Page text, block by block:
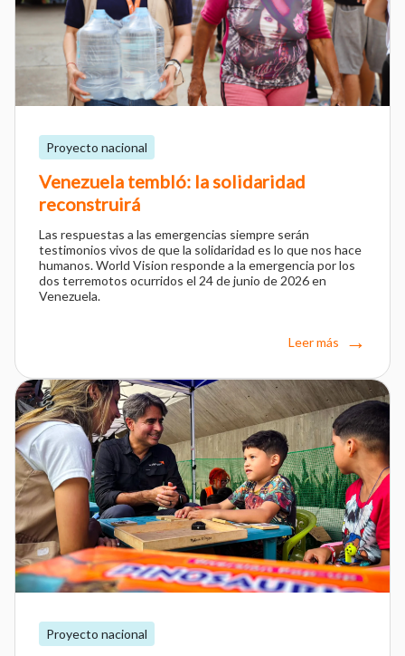
Proyecto nacional
Venezuela tembló: la solidaridad
reconstruirá
Las respuestas a las emergencias siempre serán
testimonios vivos de que la solidaridad es lo que nos hace
humanos. World Vision responde a la emergencia por los
dos terremotos ocurridos el 24 de junio de 2026 en
Venezuela.
Leer más
Proyecto nacional